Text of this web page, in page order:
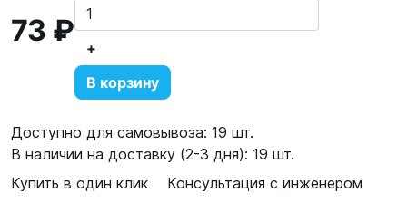
73 ₽
+
В корзину
Доступно для самовывоза: 19 шт.
В наличии на доставку (2-3 дня): 19 шт.
Купить в один клик
Консультация с инженером